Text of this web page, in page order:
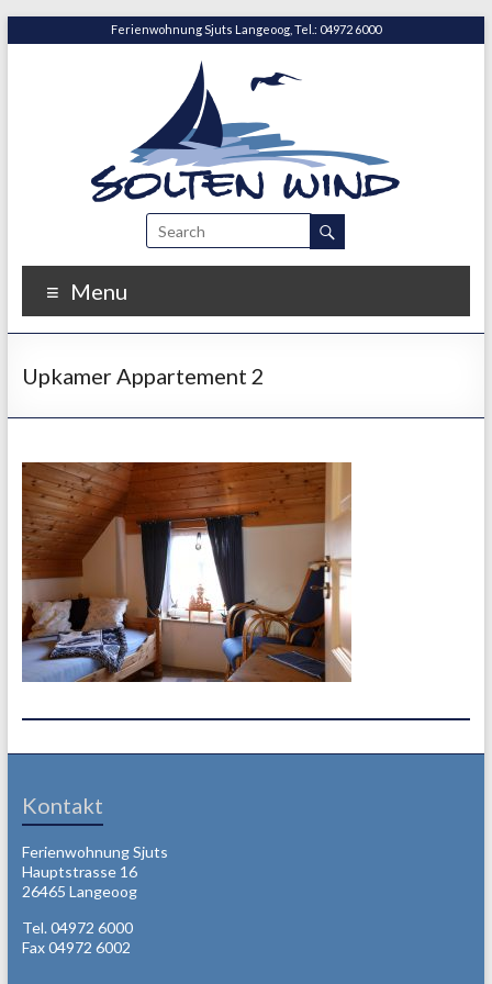
Ferienwohnung Sjuts Langeoog, Tel.: 04972 6000
Menu
Upkamer Appartement 2
Kontakt
Ferienwohnung Sjuts
Hauptstrasse 16
26465 Langeoog
Tel. 04972 6000
Fax 04972 6002